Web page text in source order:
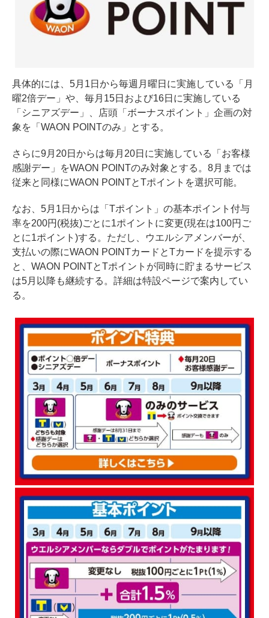
具体的には、5月1日から毎週月曜日に実施している「月
曜2倍デー」や、毎月15日および16日に実施している
「シニアズデー」、店頭「ボーナスポイント」企画の対
象を「WAON POINTのみ」とする。
さらに9月20日からは毎月20日に実施している「お客様
感謝デー」をWAON POINTのみ対象とする。8月までは
従来と同様にWAON POINTとTポイントを選択可能。
なお、5月1日からは「Tポイント」の基本ポイント付与
率を200円(税抜)ごとに1ポイントに変更(現在は100円ご
とに1ポイント)する。ただし、ウエルシアメンバーが、
支払いの際にWAON POINTカードとTカードを提示する
と、WAON POINTとTポイントが同時に貯まるサービス
は5月以降も継続する。詳細は特設ページで案内してい
る。